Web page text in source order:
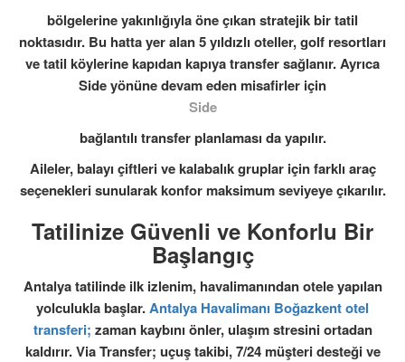
bölgelerine yakınlığıyla öne çıkan stratejik bir tatil
noktasıdır. Bu hatta yer alan 5 yıldızlı oteller, golf resortları
ve tatil köylerinekapıdan kapıyatransfer sağlanır. Ayrıca
Side yönüne devam eden misafirler için
Side
bağlantılı transfer planlaması da yapılır.
Aileler, balayı çiftleri ve kalabalık gruplar için farklı araç
seçenekleri sunularak konfor maksimum seviyeye çıkarılır.
Tatilinize Güvenli ve Konforlu Bir
Başlangıç
Antalya tatilinde ilk izlenim, havalimanından otele yapılan
yolculukla başlar.Antalya Havalimanı Boğazkent otel
transferi; zaman kaybını önler, ulaşım stresini ortadan
kaldırır. Via Transfer; uçuş takibi, 7/24 müşteri desteği ve